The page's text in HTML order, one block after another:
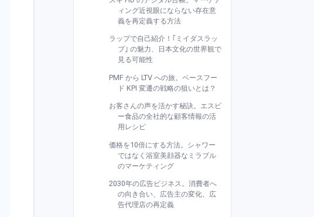
ィング近視眼にならない存在意
義を再定義する方法
ラップで自己紹介！｢ミイダスラッ
プ｣ の魅力、日本文化の世界観で
見る可能性
PMF から LTV への旅。ベースフー
ド KPI 変遷の戦略の狙いとは？
お客さんの声を活かす秘訣。エスビ
ー食品の全社的な顧客情報の活
用レシピ
価格を10倍にする方法。シャワー
ではなく浴室美顔器なミラブル
のマーケティング
2030年の広告ビジネス。消費者へ
の向き合い、広告主の変化、広
告代理店の再定義